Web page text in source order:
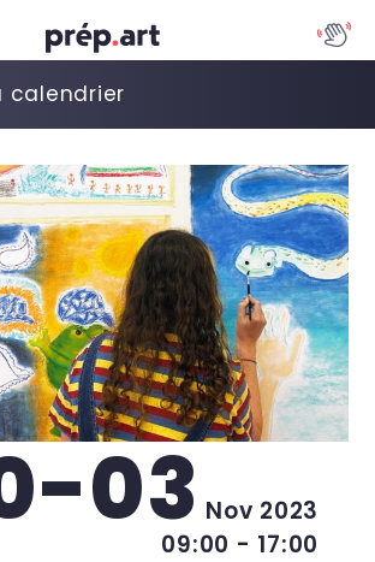
calendrier
03 Nov 2023
09:00 - 17:00